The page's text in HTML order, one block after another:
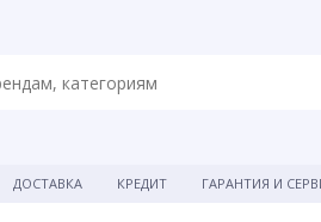
ДОСТАВКА КРЕДИТ ГАРАНТИЯ И